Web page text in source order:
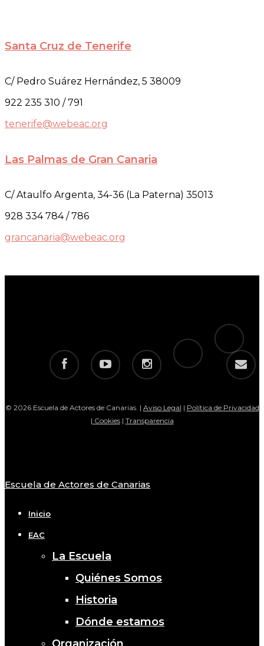
Santa Cruz de Tenerife
C/ Pedro Suárez Hernández, 5 38009
922 235 310 / 791
tenerife@webeac.org
Las Palmas de Gran Canaria
C/ Ataulfo Argenta, 34-36 (La Paterna) 35013
928 334 784 / 786
grancanaria@webeac.org
facebook youtube instagram
telegram
tiktok
email
© 2026 Escuela de Actores de Canarias. | Aviso Legal | Política de Privacidad
| Cookies| Transparencia
Close
Escuela de Actores de Canarias
Inicio
EAC
La Escuela
Quiénes Somos
Historia
Dónde estamos